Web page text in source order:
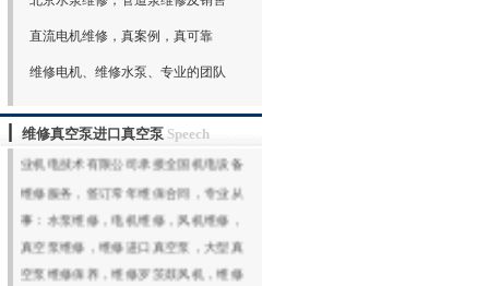
直流电机维修，真案例，真可靠
维修电机、维修水泵、专业的团队
维修真空泵进口真空泵 Speech
司网站（www.xswybj.com）,北京鑫山伟